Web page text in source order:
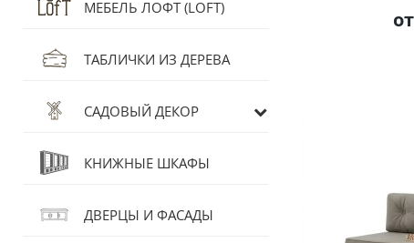
МЕБЕЛЬ ЛОФТ (LOFT)
ТАБЛИЧКИ ИЗ ДЕРЕВА
САДОВЫЙ ДЕКОР
КНИЖНЫЕ ШКАФЫ
ДВЕРЦЫ И ФАСАДЫ